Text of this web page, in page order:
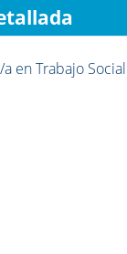
en Trabajo Social